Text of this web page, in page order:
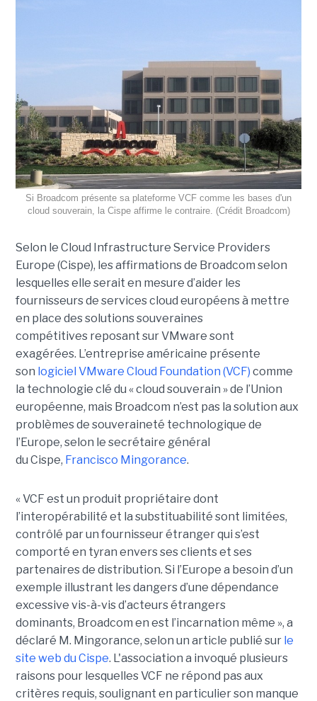
Si Broadcom présente sa plateforme VCF comme les bases d'un
cloud souverain, la Cispe affirme le contraire. (Crédit Broadcom)
Selon le Cloud Infrastructure Service Providers
Europe (Cispe), les affirmations de Broadcom selon
lesquelles elle serait en mesure d’aider les
fournisseurs de services cloud européens à mettre
en place des solutions souveraines
compétitives reposant sur VMware sont
exagérées. L’entreprise américaine présente
son logiciel VMware Cloud Foundation (VCF) comme
la technologie clé du « cloud souverain » de l’Union
européenne, mais Broadcom n’est pas la solution aux
problèmes de souveraineté technologique de
l’Europe, selon le secrétaire général
du Cispe, Francisco Mingorance.
« VCF est un produit propriétaire dont
l’interopérabilité et la substituabilité sont limitées,
contrôlé par un fournisseur étranger qui s’est
comporté en tyran envers ses clients et ses
partenaires de distribution. Si l’Europe a besoin d’un
exemple illustrant les dangers d’une dépendance
excessive vis-à-vis d’acteurs étrangers
dominants, Broadcom en est l’incarnation même », a
déclaré M. Mingorance, selon un article publié sur le
site web du Cispe. L'association a invoqué plusieurs
raisons pour lesquelles VCF ne répond pas aux
critères requis, soulignant en particulier son manque